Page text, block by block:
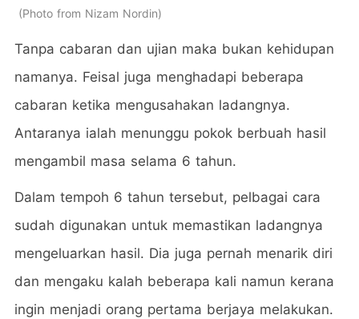
Photo from Nizam Nordin
Tanpa cabaran dan ujian maka bukan kehidupan
namanya. Feisal juga menghadapi beberapa
cabaran ketika mengusahakan ladangnya.
Antaranya ialah menunggu pokok berbuah hasil
mengambil masa selama 6 tahun.
Dalam tempoh 6 tahun tersebut, pelbagai cara
sudah digunakan untuk memastikan ladangnya
mengeluarkan hasil. Dia juga pernah menarik diri
dan mengaku kalah beberapa kali namun kerana
ingin menjadi orang pertama berjaya melakukan.